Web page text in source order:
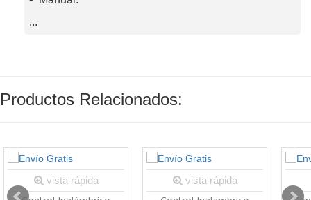
...
Productos Relacionados:
vista rápida vista rápida